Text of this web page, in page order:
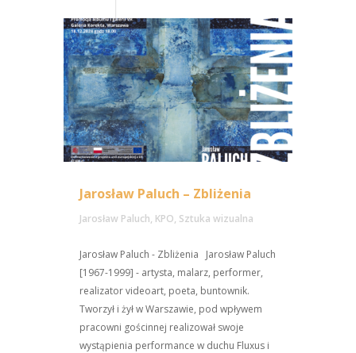
Jarosław Paluch – Zbliżenia
Jarosław Paluch, KPO, Sztuka wizualna
Jarosław Paluch - Zbliżenia Jarosław Paluch
[1967-1999] - artysta, malarz, performer,
realizator videoart, poeta, buntownik.
Tworzył i żył w Warszawie, pod wpływem
pracowni gościnnej realizował swoje
wystąpienia performance w duchu Fluxus i